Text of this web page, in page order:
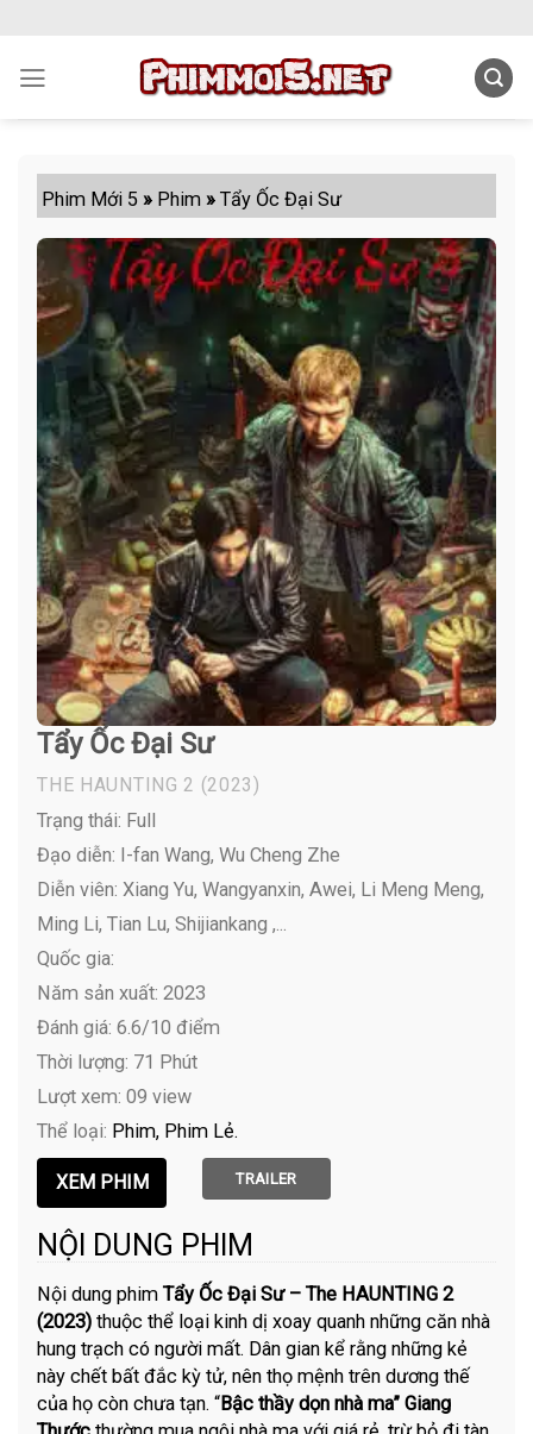
content
Phim Mới 5 » Phim »Tẩy Ốc Đại Sư
Tẩy Ốc Đại Sư
THE HAUNTING 2 (2023)
Trạng thái: Full
Đạo diễn: I-fan Wang, Wu Cheng Zhe
Diễn viên: Xiang Yu, Wangyanxin, Awei, Li Meng Meng,
Ming Li, Tian Lu, Shijiankang ,...
Quốc gia:
Năm sản xuất: 2023
Đánh giá: 6.6/10 điểm
Thời lượng: 71 Phút
Lượt xem: 09 view
Thể loại: Phim Phim Lẻ
TRAILER
NỘI DUNG PHIM
Nội dung phim Tẩy Ốc Đại Sư – The HAUNTING 2
(2023) thuộc thể loại kinh dị xoay quanh những căn nhà
hung trạch có người mất. Dân gian kể rằng những kẻ
này chết bất đắc kỳ tử, nên thọ mệnh trên dương thế
của họ còn chưa tạn. “Bậc thầy dọn nhà ma” Giang